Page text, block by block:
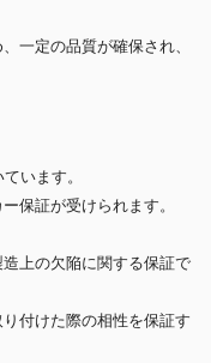
一定の品質が確保され、
います。
保証が受けられます。
上の欠陥に関する保証で
付けた際の相性を保証す